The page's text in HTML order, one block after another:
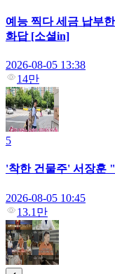
예능 찍다 세금 납부
화답 [소셜in]
2026-08-05 13:38
14만
5
'착한 건물주' 서장훈
2026-08-05 10:45
13.1만